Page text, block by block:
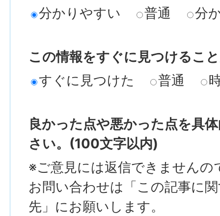
分かりやすい
普通 分
この情報をすぐに見つけるこ
すぐに見つけた
普通
良かった点や悪かった点を具
さい。(100文字以内)
※ご意見には返信できませんの
お問い合わせは「この記事に
先」にお願いします。